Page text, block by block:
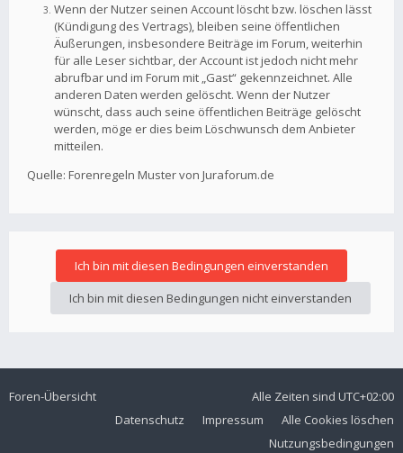
Wenn der Nutzer seinen Account löscht bzw. löschen lässt
(Kündigung des Vertrags), bleiben seine öffentlichen
Äußerungen, insbesondere Beiträge im Forum, weiterhin
für alle Leser sichtbar, der Account ist jedoch nicht mehr
abrufbar und im Forum mit „Gast“ gekennzeichnet. Alle
anderen Daten werden gelöscht. Wenn der Nutzer
wünscht, dass auch seine öffentlichen Beiträge gelöscht
werden, möge er dies beim Löschwunsch dem Anbieter
mitteilen.
Quelle: Forenregeln Muster von Juraforum.de
Foren-Übersicht Alle Zeiten sind UTC+02:00
Alle Cookies löschen
Impressum
Datenschutz
Nutzungsbedingungen